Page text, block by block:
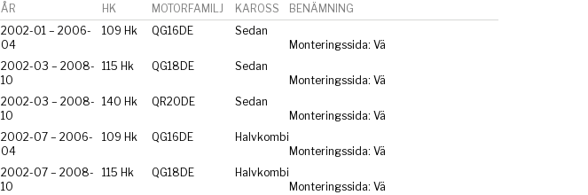
ÅR HK MOTORFAMILJ KAROSS
BENÄMNING
2002-01 – 2006-
04
109 Hk QG16DE
Sedan
Monteringssida: Vä
2002-03 – 2008-
10
115 Hk QG18DE
Sedan
Monteringssida: Vä
2002-03 – 2008-
10
140 Hk QR20DE
Sedan
Monteringssida: Vä
2002-07 – 2006-
04
109 Hk QG16DE
Halvkombi
Monteringssida: Vä
2002-07 – 2008-
10
115 Hk QG18DE
Halvkombi
Monteringssida: Vä